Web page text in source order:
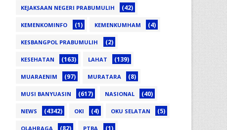
KEJAKSAAN NEGERI PRABUMULIH (42)
KEMENKOMINFO (1) KEMENKUMHAM (4)
KESBANGPOL PRABUMULIH (2)
KESEHATAN (163) LAHAT (139)
MUARAENIM (97) MURATARA (8)
MUSI BANYUASIN (617) NASIONAL (40)
NEWS (4342) OKI (4) OKU SELATAN (5)
OLAHRAGA (82) PTBA (1)